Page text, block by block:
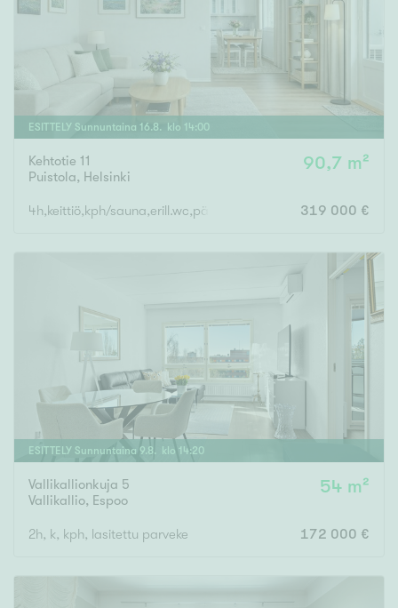
ESITTELY Sunnuntaina 16.8. klo 14:00
Kehtotie 11
Puistola, Helsinki
90,7 m²
4h,keittiö,kph/sauna,erill.wc,päätypiha 319 000 €
ESITTELY Sunnuntaina 9.8. klo 14:20
Vallikallionkuja 5
Vallikallio, Espoo
54 m²
2h, k, kph, lasitettu parveke 172 000 €